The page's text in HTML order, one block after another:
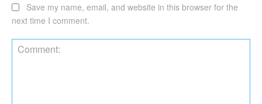
Save my name, email, and website in this browser for the
next time I comment.